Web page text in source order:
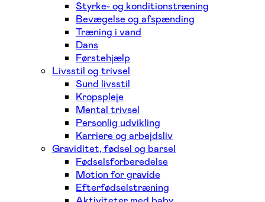
Styrke- og konditionstræning
Bevægelse og afspænding
Træning i vand
Dans
Førstehjælp
Livsstil og trivsel
Sund livsstil
Kropspleje
Mental trivsel
Personlig udvikling
Karriere og arbejdsliv
Graviditet, fødsel og barsel
Fødselsforberedelse
Motion for gravide
Efterfødselstræning